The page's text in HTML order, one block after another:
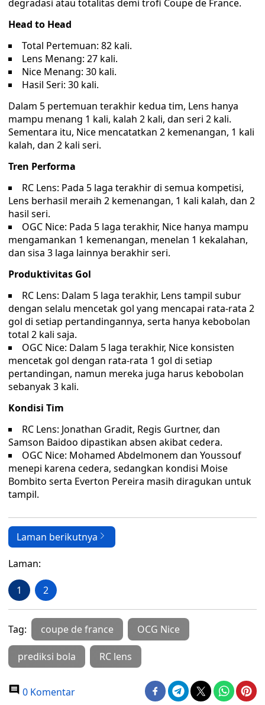
degradasi atau totalitas demi trofi Coupe de France.
Head to Head
Total Pertemuan: 82 kali.
Lens Menang: 27 kali.
Nice Menang: 30 kali.
Hasil Seri: 30 kali.
Dalam 5 pertemuan terakhir kedua tim, Lens hanya
mampu menang 1 kali, kalah 2 kali, dan seri 2 kali.
Sementara itu, Nice mencatatkan 2 kemenangan, 1 kali
kalah, dan 2 kali seri.
Tren Performa
RC Lens: Pada 5 laga terakhir di semua kompetisi,
Lens berhasil meraih 2 kemenangan, 1 kali kalah, dan 2
hasil seri.
OGC Nice: Pada 5 laga terakhir, Nice hanya mampu
mengamankan 1 kemenangan, menelan 1 kekalahan,
dan sisa 3 laga lainnya berakhir seri.
Produktivitas Gol
RC Lens: Dalam 5 laga terakhir, Lens tampil subur
dengan selalu mencetak gol yang mencapai rata-rata 2
gol di setiap pertandingannya, serta hanya kebobolan
total 2 kali saja.
OGC Nice: Dalam 5 laga terakhir, Nice konsisten
mencetak gol dengan rata-rata 1 gol di setiap
pertandingan, namun mereka juga harus kebobolan
sebanyak 3 kali.
Kondisi Tim
RC Lens: Jonathan Gradit, Regis Gurtner, dan
Samson Baidoo dipastikan absen akibat cedera.
OGC Nice: Mohamed Abdelmonem dan Youssouf
menepi karena cedera, sedangkan kondisi Moise
Bombito serta Everton Pereira masih diragukan untuk
tampil.
Laman berikutnya
Laman:
1 2
Tag: coupe de france OCG Nice
prediksi bola RC lens
0 Komentar